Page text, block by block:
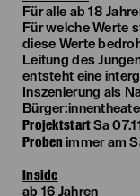
Für alle ab 18
Für welche Werte
diese Werte
Leitung des
entsteht eine
Inszenierung als
Projektstart Sa
Proben immer am
Inside
ab 16 Jahren